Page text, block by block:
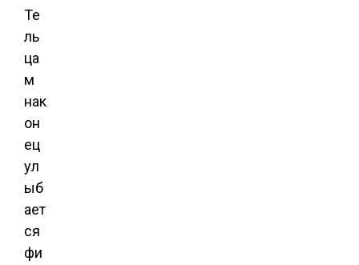
Те
ль
ца
м
нак
он
ец
ул
ыб
ает
ся
фи